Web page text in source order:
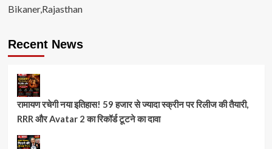
Bikaner,Rajasthan
Recent News
रामायण रचेगी नया इतिहास! 59 हजार से ज्यादा स्क्रीन पर रिलीज की तैयारी,
RRR और Avatar 2 का रिकॉर्ड टूटने का दावा